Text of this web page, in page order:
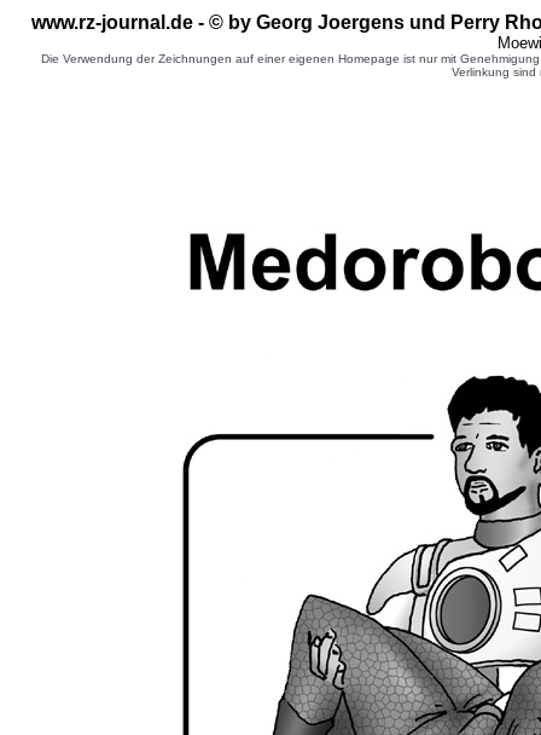
www.rz-journal.de - © by Georg Joergens und Perry
Die Verwendung der Zeichnungen auf einer eigenen Homepage ist nur mit
Verlinkung sind